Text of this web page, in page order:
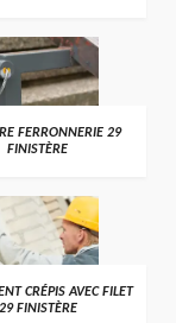
FERRONNERIE 29
FINISTÈRE
CRÉPIS AVEC FILET
29 FINISTÈRE